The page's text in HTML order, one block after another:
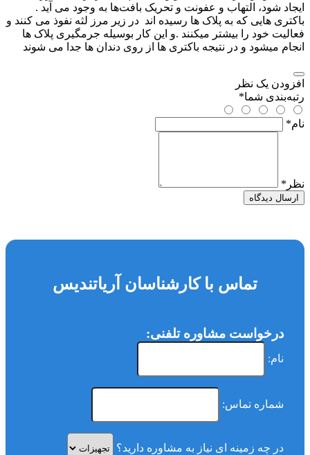
ایجاد شود، التهاب و عفونت و تحریک بافت‌ها به وجود می آید .
باکتری هایی که به پلاک ها رسیده اند در زیر مرز لثه نفوذ می کنند و
فعالیت خود را بیشتر میکنند .و این کار بوسیله جرمگیری پلاک ها
انجام میشود و در نتیجه باکتری ها از روی دندان ها جدا می شوند
افزودن یک نظر
رتبه‌بندی شما*
نام*
نظر *
ارسال دیدگاه
تماس با کارشناسان آریاتندیس
درخواست مشاوره تلفنی:
نام:
شماره تماس:
در چه زمینه ای نیاز به مشاوره دارید؟